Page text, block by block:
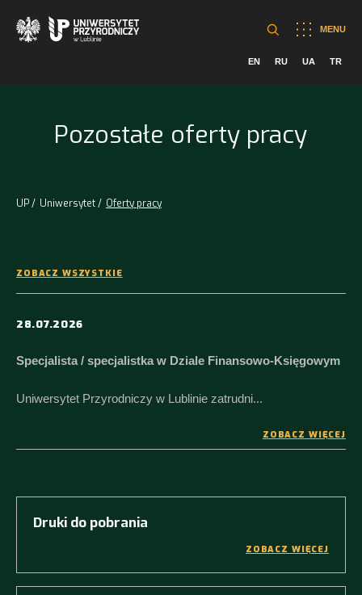
MENU
EN RU UA TR
Pozostałe oferty pracy
UP Uniwersytet Oferty pracy
ZOBACZ WSZYSTKIE
28.07.2026
Specjalista / specjalistka w Dziale Finansowo-Księgowym
Uniwersytet Przyrodniczy w Lublinie zatrudni...
ZOBACZ WIĘCEJ
Druki do pobrania
ZOBACZ WIĘCEJ